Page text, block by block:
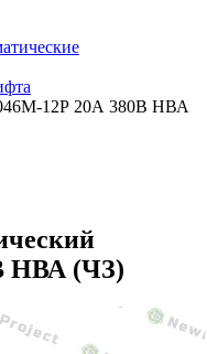
12Р 20А 380В НВА
НВА (ЧЗ)